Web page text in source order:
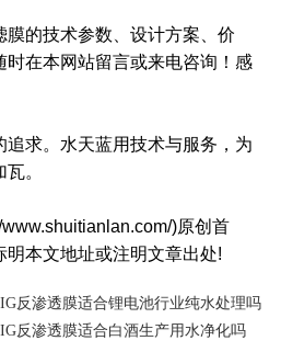
的技术参数、设计方案、价
时在本网站留言或来电咨询！感
追求。水天蓝用技术与服务，为
。
)原创首
明本文地址或注明文章出处!
反渗透膜适合锂电池行业纯水处理吗
反渗透膜适合白酒生产用水净化吗